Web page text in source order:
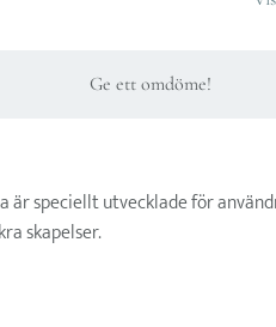
Ge ett omdöme!
speciellt utvecklade för
skapelser.